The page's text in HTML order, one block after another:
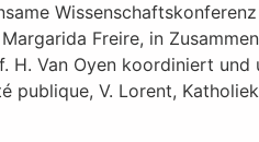
Freire, in
H. Van Oyen koordiniert
publique, V. Lorent,